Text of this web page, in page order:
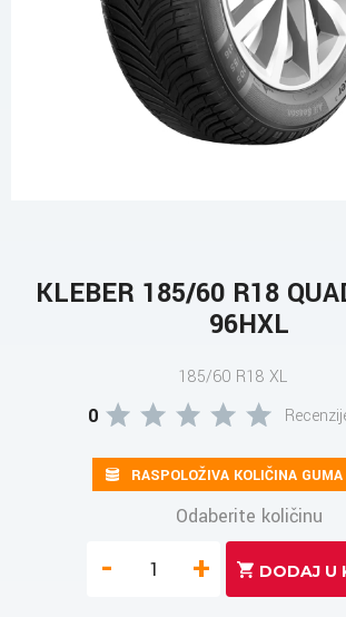
KLEBER 185/60 R18
96HXL
185/60 R18 XL
0
RASPOLOŽIVA KOLIČINA GUMA
Odaberite količinu
- +